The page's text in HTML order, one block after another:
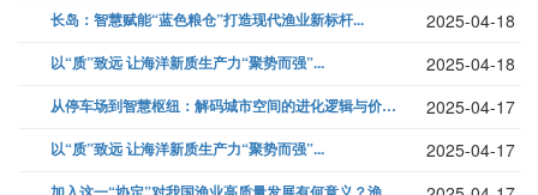
长岛：智慧赋能“蓝色粮仓”打造现代渔业新标杆... 2025-04-18
以“质”致远 让海洋新质生产力“聚势而强”... 2025-04-18
从停车场到智慧枢纽：解码城市空间的进化逻辑与价值重构... 2025-04-17
以“质”致远 让海洋新质生产力“聚势而强”... 2025-04-17